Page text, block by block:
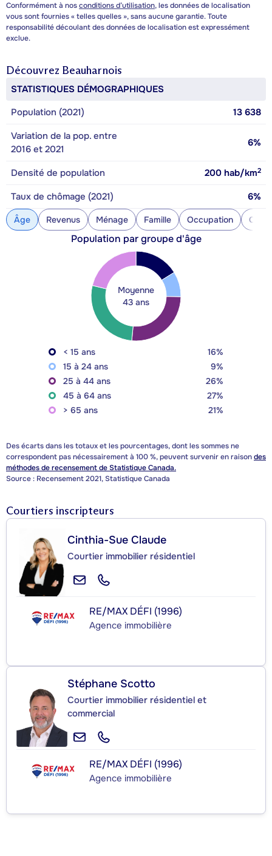
Conformément à nosconditions d’utilisation, les données de localisation
vous sont fournies « telles quelles », sans aucune garantie. Toute
responsabilité découlant des données de localisation est expressément
exclue.
Découvrez Beauharnois
STATISTIQUES DÉMOGRAPHIQUES
Population (2021)
13 638
Variation de la pop. entre
2016 et 2021
6%
Densité de population 200 hab/km2
Taux de chômage (2021) 6%
Âge Revenus Ménage Famille Occupation
Population par groupe d'âge
Moyenne
43 ans
< 15 ans
16%
15 à 24 ans
9%
25 à 44 ans
26%
45 à 64 ans
27%
> 65 ans
21%
Des écarts dans les totaux et les pourcentages, dont les sommes ne
correspondent pas nécessairement à 100 %, peuvent survenir en raisondes
méthodes de recensement de Statistique Canada.
Source : Recensement 2021, Statistique Canada
Courtiers inscripteurs
Cinthia-Sue Claude
Courtier immobilier résidentiel
RE/MAX DÉFI (1996)
Agence immobilière
Stéphane Scotto
Courtier immobilier résidentiel et
commercial
RE/MAX DÉFI (1996)
Agence immobilière